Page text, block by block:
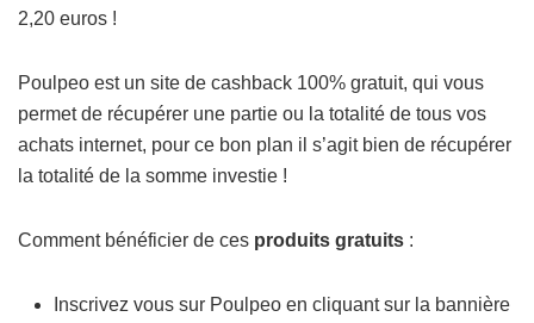
2,20 euros !
Poulpeo est un site de cashback 100% gratuit, qui vous
permet de récupérer une partie ou la totalité de tous vos
achats internet, pour ce bon plan il s’agit bien de récupérer
la totalité de la somme investie !
Comment bénéficier de ces produits gratuits :
Inscrivez vous sur Poulpeo en cliquant sur la bannière